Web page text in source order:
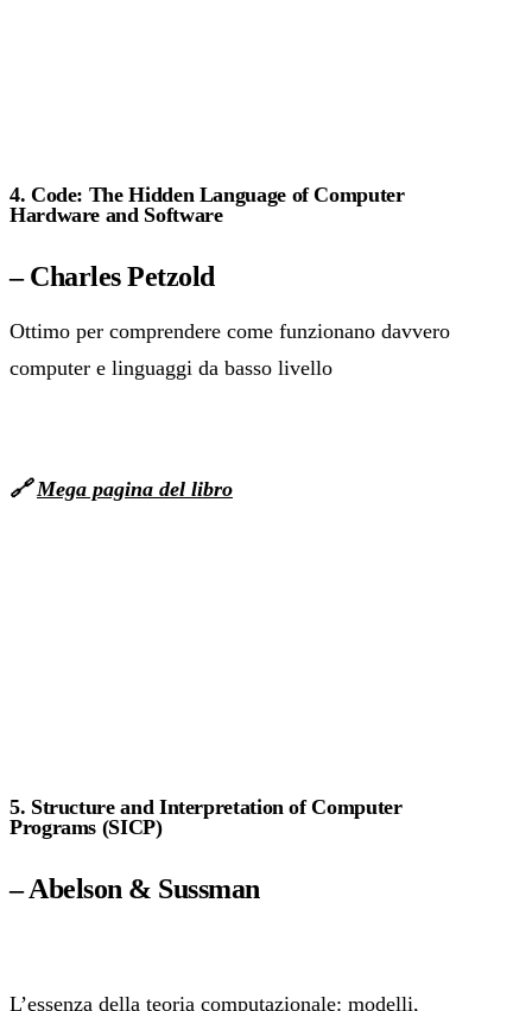
4. Code: The Hidden Language of Computer
Hardware and Software
– Charles Petzold
Ottimo per comprendere come funzionano davvero
computer e linguaggi da basso livello
🔗 Mega pagina del libro
5. Structure and Interpretation of Computer
Programs (SICP)
– Abelson & Sussman
L’essenza della teoria computazionale: modelli,